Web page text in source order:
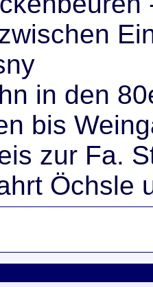
in den
bis
zur Fa.
Öchsle